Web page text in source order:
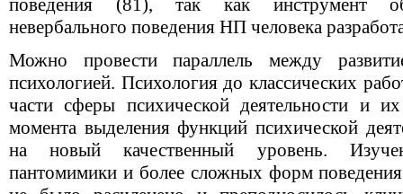
поведения (81), так как инструмент
невербального поведения НП человека
Можно провести параллель между
психологией. Психология до классических
части сферы психической деятельности и
момента выделения функций психической
на новый качественный уровень.
пантомимики и более сложных форм